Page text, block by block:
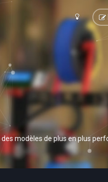
modèles de plus en plus